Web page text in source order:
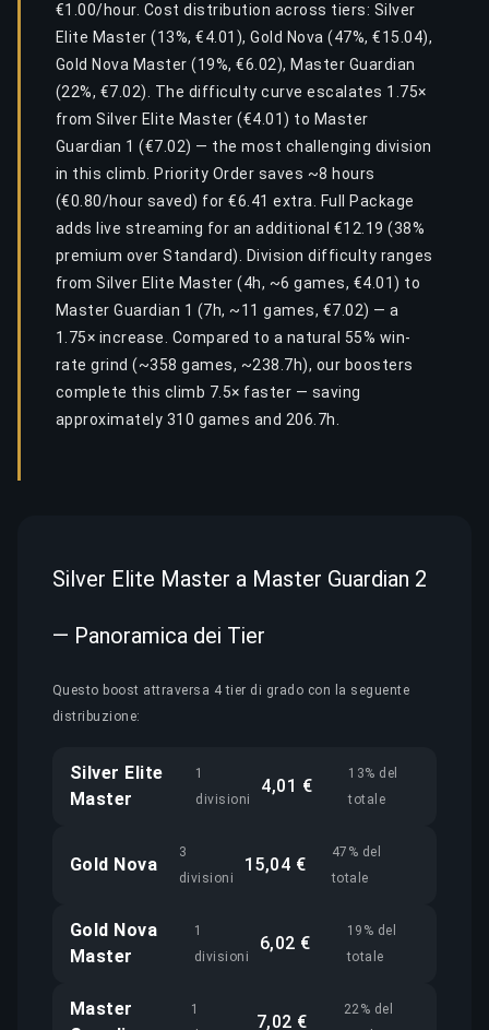
€1.00/hour. Cost distribution across tiers: Silver
Elite Master (13%, €4.01), Gold Nova (47%, €15.04),
Gold Nova Master (19%, €6.02), Master Guardian
(22%, €7.02). The difficulty curve escalates 1.75×
from Silver Elite Master (€4.01) to Master
Guardian 1 (€7.02) — the most challenging division
in this climb. Priority Order saves ~8 hours
(€0.80/hour saved) for €6.41 extra. Full Package
adds live streaming for an additional €12.19 (38%
premium over Standard). Division difficulty ranges
from Silver Elite Master (4h, ~6 games, €4.01) to
Master Guardian 1 (7h, ~11 games, €7.02) — a
1.75× increase. Compared to a natural 55% win-
rate grind (~358 games, ~238.7h), our boosters
complete this climb 7.5× faster — saving
approximately 310 games and 206.7h.
Silver Elite Master a Master Guardian 2
— Panoramica dei Tier
Questo boost attraversa 4 tier di grado con la seguente
distribuzione:
Silver Elite
Master
1
divisioni
4,01 €
13% del
totale
Gold Nova
3
divisioni
15,04 €
47% del
totale
Gold Nova
Master
1
divisioni
6,02 €
19% del
totale
Master
1
7,02 €
22% del